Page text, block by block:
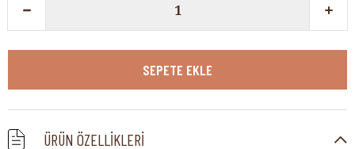
ÜRÜN ÖZELLIKLERI